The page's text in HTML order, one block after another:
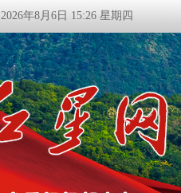
2026年8月6日 15:26 星期四